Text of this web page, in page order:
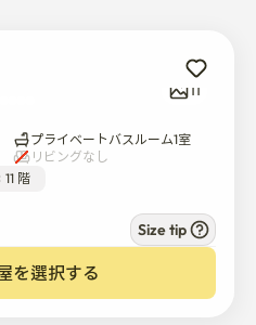
ックイン16:00)
居案内とご利用案内をお送
11
プライベートバスルーム1室
リビングなし
11 階
Size tip
を選択する